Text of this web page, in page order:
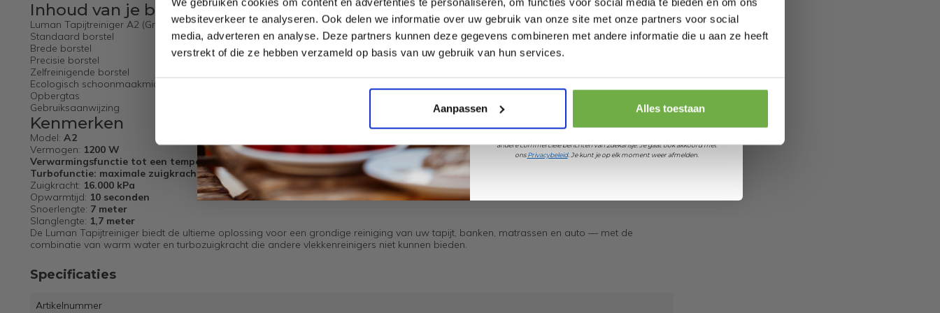
We gebruiken cookies om content en advertenties te personaliseren, om functies voor social media te bieden en om ons
websiteverkeer te analyseren. Ook delen we informatie over uw gebruik van onze site met onze partners voor social
media, adverteren en analyse. Deze partners kunnen deze gegevens combineren met andere informatie die u aan ze heeft
verstrekt of die ze hebben verzameld op basis van uw gebruik van hun services.
Aanpassen Alles toestaan
Inhoud van je bestelling
Luman Tapijtreiniger A2 (Groen)
Standaard borstel
Brede borstel
Precisie borstel
Zelfreinigende borstel
Ecologisch schoonmaakmiddel
Opbergtas
Gebruiksaanwijzing
Kenmerken
Model: A2
Vermogen: 1200 W
Verwarmingsfunctie tot een temperatuur van 60°C
Turbofunctie: maximale zuigkracht voor lastige vlekken
Zuigkracht: 16.000 kPa
Opwarmtijd: 10 seconden
Snoerlengte: 7 meter
Slanglengte: 1,7 meter
De Luman Tapijtreiniger biedt de ultieme oplossing voor een grondige reiniging van uw tapijt, banken, matrassen en auto — met de
combinatie van warm water en turbozuigkracht die andere vlekkenreinigers niet kunnen bieden.
Specificaties
Artikelnummer
Laat ons weten wanneer je jarig bent
Pak € 5,- korting
andere commerciële berichten van 2dekansje. Je gaat ook akkoord met
onsPrivacybeleid. Je kunt je op elk moment weer afmelden.